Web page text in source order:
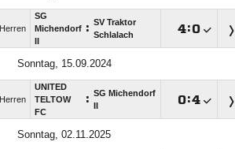
Herren
SG
Michendorf : SV Traktor
Schlalach
:
Sonntag, 15.09.2024
Herren
UNITED
TELTOW
FC
: SG Michendorf
:
Sonntag, 02.11.2025